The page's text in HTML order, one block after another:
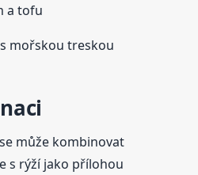
a tofu
mořskou treskou
může kombinovat
s rýží jako přílohou